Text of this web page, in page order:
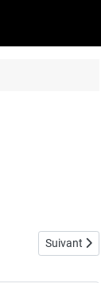
Article
Suivant